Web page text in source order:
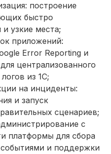
построение
быстро
и узкие места;
приложений:
Error Reporting и
централизованного
из 1С;
на инциденты:
и запуск
сценариев;
с
платформы для сбора
и поддержки